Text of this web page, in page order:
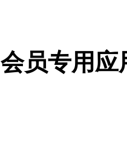
会员专用应